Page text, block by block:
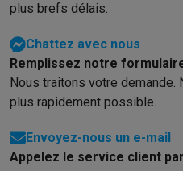
plus brefs délais.
Chattez avec nous
Remplissez notre
Nous traitons votre demande.
plus rapidement possible.
Envoyez-nous un e-mail
Appelez le service client